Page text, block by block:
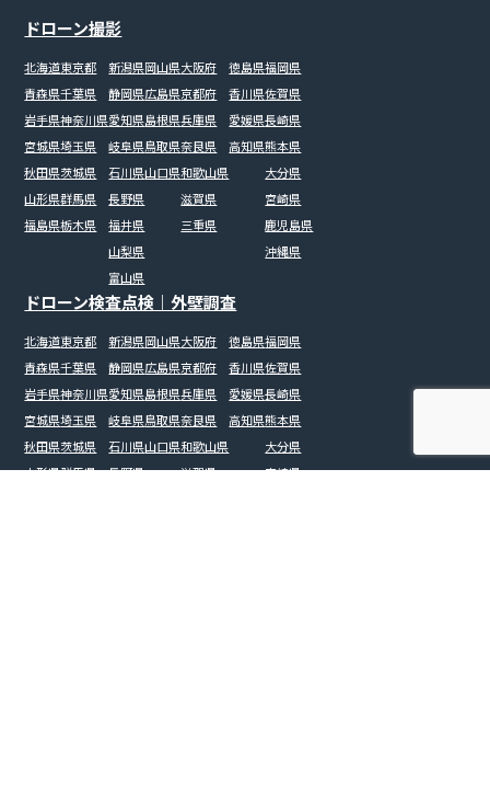
ドローン撮影
北海道
青森県
岩手県
宮城県
秋田県
山形県
福島県
東京都
千葉県
神奈川県
埼玉県
茨城県
群馬県
栃木県
新潟県
静岡県
愛知県
岐阜県
石川県
長野県
福井県
山梨県
富山県
岡山県
広島県
島根県
鳥取県
山口県
大阪府
京都府
兵庫県
奈良県
和歌山県
滋賀県
三重県
徳島県
香川県
愛媛県
高知県
福岡県
佐賀県
長崎県
熊本県
大分県
宮崎県
鹿児島県
沖縄県
ドローン検査点検｜外壁調査
北海道
青森県
岩手県
宮城県
秋田県
山形県
東京都
千葉県
神奈川県
埼玉県
茨城県
群馬県
新潟県
静岡県
愛知県
岐阜県
石川県
長野県
岡山県
広島県
島根県
鳥取県
山口県
大阪府
京都府
兵庫県
奈良県
和歌山県
滋賀県
徳島県
香川県
愛媛県
高知県
福岡県
佐賀県
長崎県
熊本県
大分県
宮崎県